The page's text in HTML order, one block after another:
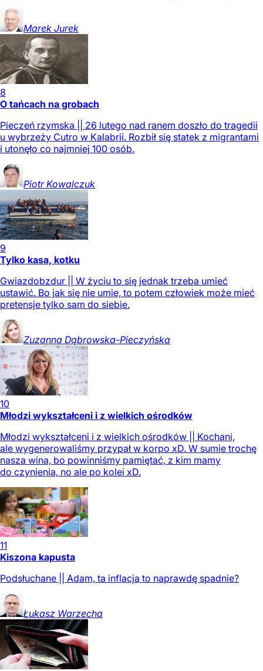
Marek Jurek
8
O tańcach na grobach
Pieczeń rzymska || 26 lutego nad ranem doszło do tragedii
u wybrzeży Cutro w Kalabrii. Rozbił się statek z migrantami
i utonęło co najmniej 100 osób.
Piotr Kowalczuk
9
Tylko kasa, kotku
Gwiazdobzdur || W życiu to się jednak trzeba umieć
ustawić. Bo jak się nie umie, to potem człowiek może mieć
pretensje tylko sam do siebie.
Zuzanna Dąbrowska-Pieczyńska
10
Młodzi wykształceni i z wielkich ośrodków
Młodzi wykształceni i z wielkich ośrodków || Kochani,
ale wygenerowaliśmy przypał w korpo xD. W sumie trochę
nasza wina, bo powinniśmy pamiętać, z kim mamy
do czynienia, no ale po kolei xD.
11
Kiszona kapusta
Podsłuchane || Adam, ta inflacja to naprawdę spadnie?
Łukasz Warzecha